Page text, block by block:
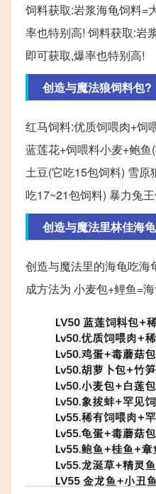
饲料获取:岩浆海龟饲料=
率也特别高! 饲料获取:岩
即可获取,爆率也特别高!
创造与魔法狼饲料包?
红马饲料:优质饲喂肉+饲
蓝莲花+饲喂料小麦+鲍
土豆(它吃15包饲料) 雪原
吃17~21包饲料) 暴力兔
创造与魔法里林佳海
创造与魔法里的海龟吃海
成方法为 小麦包+鲤鱼=